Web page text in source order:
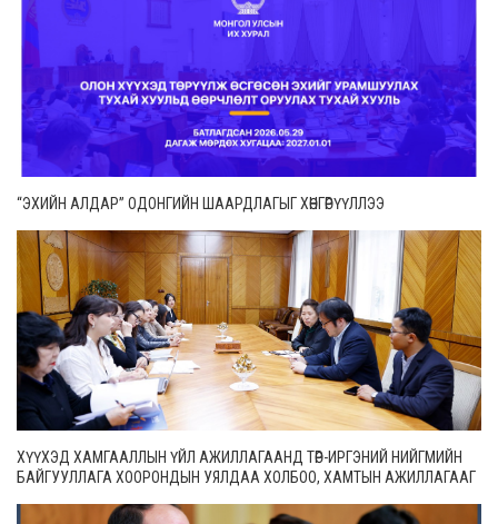
“ЭХИЙН АЛДАР” ОДОНГИЙН ШААРДЛАГЫГ ХӨНГӨРҮҮЛЛЭЭ
ХҮҮХЭД ХАМГААЛЛЫН ҮЙЛ АЖИЛЛАГААНД ТӨР-ИРГЭНИЙ НИЙГМИЙН
БАЙГУУЛЛАГА ХООРОНДЫН УЯЛДАА ХОЛБОО, ХАМТЫН АЖИЛЛАГААГ